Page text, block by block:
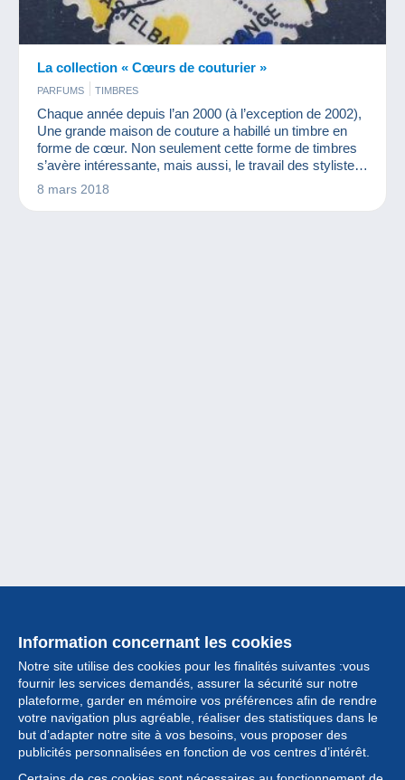
La collection « Cœurs de couturier »
PARFUMS TIMBRES
Chaque année depuis l’an 2000 (à l’exception de 2002),
Une grande maison de couture a habillé un timbre en
forme de cœur. Non seulement cette forme de timbres
s’avère intéressante, mais aussi, le travail des stylistes
font de ces timbres de très beaux objets. Cette année, à
8 mars 2018
Information concernant les cookies
Notre site utilise des cookies pour les finalités suivantes :vous
fournir les services demandés, assurer la sécurité sur notre
plateforme, garder en mémoire vos préférences afin de rendre
votre navigation plus agréable, réaliser des statistiques dans le
but d’adapter notre site à vos besoins, vous proposer des
publicités personnalisées en fonction de vos centres d’intérêt.
Collection